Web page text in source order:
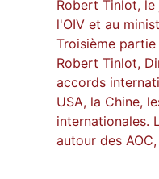
Robert Tinlot,
l'OIV et au
Troisième
Robert Tinlot,
accords
USA, la Chine,
internationales.
autour des